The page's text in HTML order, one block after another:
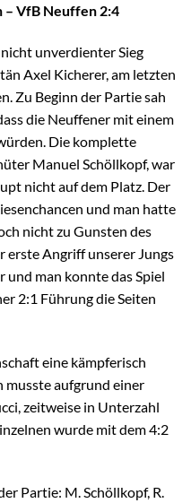
VfB Neuffen 2:4
unverdienter Sieg
Axel Kicherer, am letzten
Zu Beginn der Partie sah
die Neuffener mit einem
Die komplette
Manuel Schöllkopf, war
nicht auf dem Platz. Der
und man hatte
nicht zu Gunsten des
erste Angriff unserer Jungs
man konnte das Spiel
2:1 Führung die Seiten
eine kämpferisch
musste aufgrund einer
zeitweise in Unterzahl
wurde mit dem 4:2
Partie: M. Schöllkopf, R.